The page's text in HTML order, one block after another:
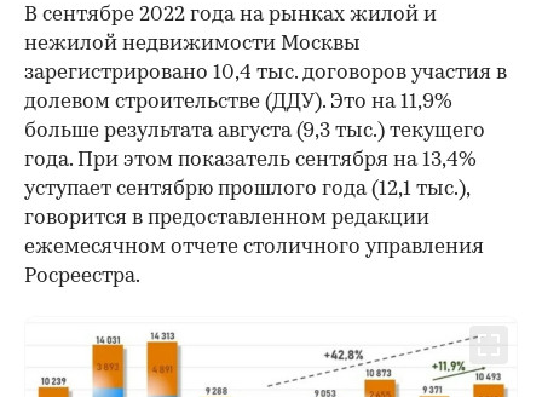
В сентябре 2022 года на рынках жилой и
нежилой недвижимости Москвы
зарегистрировано 10,4 тыс. договоров участия в
долевом строительстве (ДДУ). Это на 11,9%
больше результата августа (9,3 тыс.) текущего
года. При этом показатель сентября на 13,4%
уступает сентябрю прошлого года (12,1 тыс.),
говорится в предоставленном редакции
ежемесячном отчете столичного управления
Росреестра.